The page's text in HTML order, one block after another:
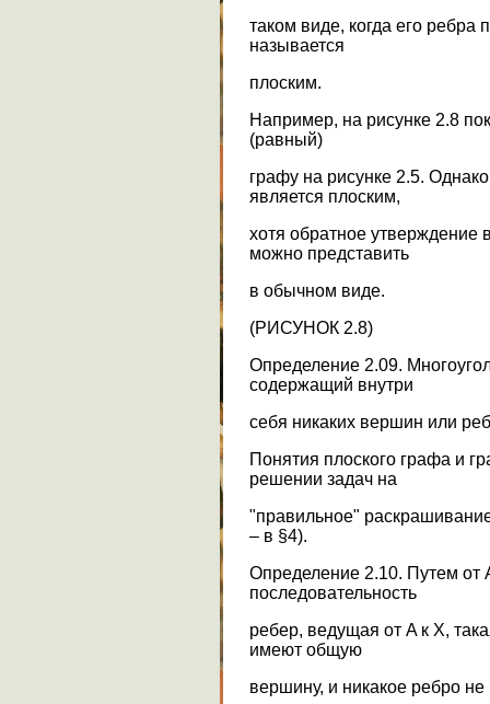
таком виде, когда его ребра
называется
плоским.
Например, на рисунке 2.8
(равный)
графу на рисунке 2.5.
является плоским,
хотя обратное утверждение
можно представить
в обычном виде.
(РИСУНОК 2.8)
Определение 2.09.
содержащий внутри
себя никаких вершин или
Понятия плоского графа и
решении задач на
"правильное"
– в §4).
Определение 2.10. Путем от
последовательность
ребер, ведущая от A к X,
имеют общую
вершину, и никакое ребро не